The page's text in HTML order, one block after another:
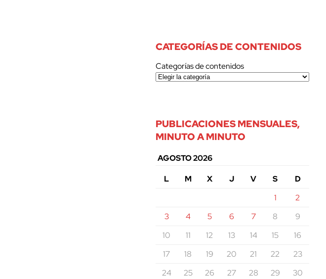
CATEGORÍAS DE CONTENIDOS
Categorías de contenidos
PUBLICACIONES MENSUALES,
MINUTO A MINUTO
AGOSTO 2026
L
M X J V S
D
1
2
3
4 5 6 7 8
9
10
11 12 13 14 15
16
17
18 19 20 21 22
23
24
25 26 27 28 29
30